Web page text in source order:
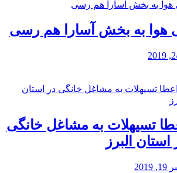
هوا به بخش آسارا هم رسی
تسیهلات به مشاغل خانگی
استان البرز